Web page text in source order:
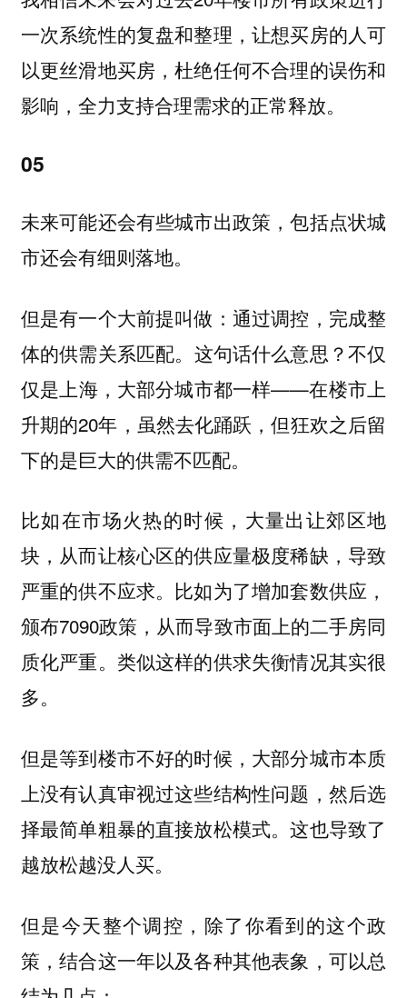
一次系统性的复盘和整理，让想买房的人可
以更丝滑地买房，杜绝任何不合理的误伤和
影响，全力支持合理需求的正常释放。
05
未来可能还会有些城市出政策，包括点状城
市还会有细则落地。
但是有一个大前提叫做： 通过调控，完成整
体的供需关系匹配。这句话什么意思？不仅
仅是上海，大部分城市都一样——在楼市上
升期的20年，虽然去化踊跃，但狂欢之后留
下的是巨大的供需不匹配。
比如在市场火热的时候，大量出让郊区地
块，从而让核心区的供应量极度稀缺，导致
严重的供不应求。比如为了增加套数供应，
颁布7090政策，从而导致市面上的二手房同
质化严重。类似这样的供求失衡情况其实很
多。
但是等到楼市不好的时候，大部分城市本质
上没有认真审视过这些结构性问题，然后选
择最简单粗暴的直接放松模式。这也导致了
越放松越没人买。
但是今天整个调控，除了你看到的这个政
策，结合这一年以及各种其他表象，可以总